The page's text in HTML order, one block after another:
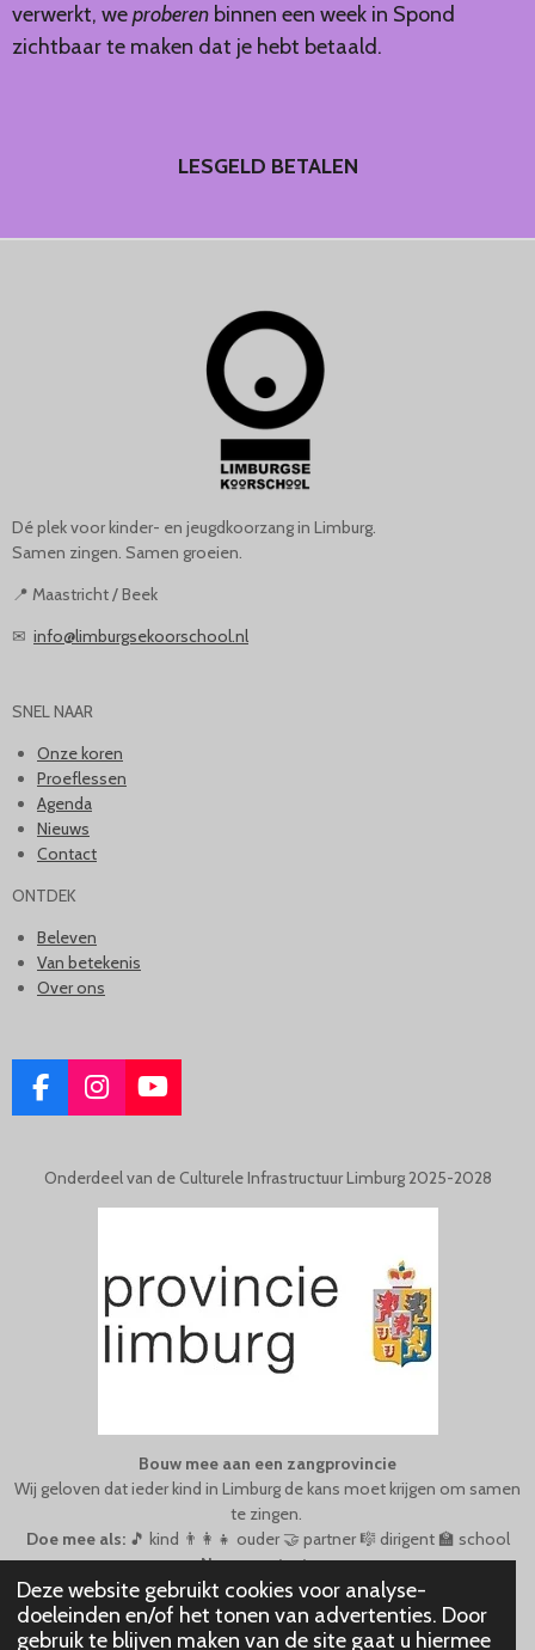
Deze website gebruikt cookies voor analyse-
doeleinden en/of het tonen van advertenties. Door
gebruik te blijven maken van de site gaat u hiermee
verwerkt, weproberen binnen een week in Spond
zichtbaar te maken dat je hebt betaald.
LESGELD BETALEN
Dé plek voor kinder- en jeugdkoorzang in Limburg.
Samen zingen. Samen groeien.
📍 Maastricht / Beek
✉ info@limburgsekoorschool.nl
SNEL NAAR
Onze koren
Proeflessen
Agenda
Nieuws
Contact
ONTDEK
Beleven
Van betekenis
Over ons
F
A
E
I
N
T
A
M
Y
O
T
Onderdeel van de Culturele Infrastructuur Limburg 2025-2028
Bouw mee aan een zangprovincie
Wij geloven dat ieder kind in Limburg de kans moet krijgen om samen
te zingen.
Doe mee als: 🎵 kind 👨‍👩‍👧 ouder 🤝 partner 🎼 dirigent 🏫 school
Neemcontactop.
© 2021 - 2026 Limburgse Koorschool
Powered by JouwWeb